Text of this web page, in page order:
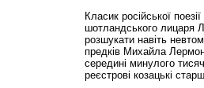
Класик російської
шотландського лицаря
розшукати навіть
предків Михайла
середині минулого
реєстрові козацькі